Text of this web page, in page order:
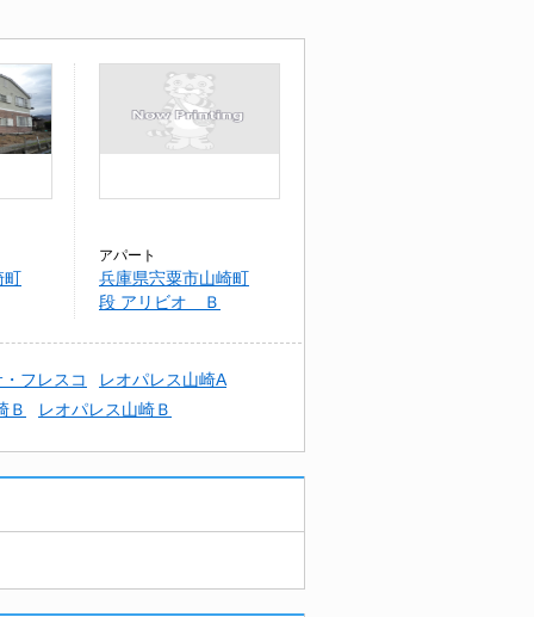
町
アパート
兵庫県宍粟市山崎町
段 アリビオ Ｂ
フレスコ
レオパレス山崎A
Ｂ レオパレス山崎Ｂ